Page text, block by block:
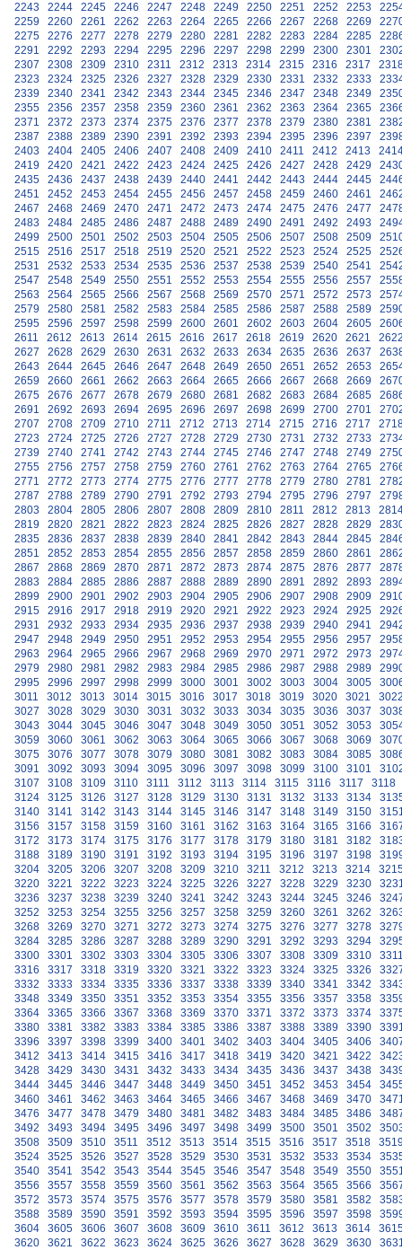
2243
2244 2245 2246 2247 2248 2249 2250 2251 2252 2253
2259
2260 2261 2262 2263 2264 2265 2266 2267 2268 2269
2275
2276 2277 2278 2279 2280 2281 2282 2283 2284 2285
2291
2292 2293 2294 2295 2296 2297 2298 2299 2300 2301
2307
2308 2309 2310 2311 2312 2313 2314 2315 2316 2317
2323
2324 2325 2326 2327 2328 2329 2330 2331 2332 2333
2339
2340 2341 2342 2343 2344 2345 2346 2347 2348 2349
2355
2356 2357 2358 2359 2360 2361 2362 2363 2364 2365
2371
2372 2373 2374 2375 2376 2377 2378 2379 2380 2381
2387
2388 2389 2390 2391 2392 2393 2394 2395 2396 2397
2403
2404 2405 2406 2407 2408 2409 2410 2411 2412 2413
2419
2420 2421 2422 2423 2424 2425 2426 2427 2428 2429
2435
2436 2437 2438 2439 2440 2441 2442 2443 2444 2445
2451
2452 2453 2454 2455 2456 2457 2458 2459 2460 2461
2467
2468 2469 2470 2471 2472 2473 2474 2475 2476 2477
2483
2484 2485 2486 2487 2488 2489 2490 2491 2492 2493
2499
2500 2501 2502 2503 2504 2505 2506 2507 2508 2509
2515
2516 2517 2518 2519 2520 2521 2522 2523 2524 2525
2531
2532 2533 2534 2535 2536 2537 2538 2539 2540 2541
2547
2548 2549 2550 2551 2552 2553 2554 2555 2556 2557
2563
2564 2565 2566 2567 2568 2569 2570 2571 2572 2573
2579
2580 2581 2582 2583 2584 2585 2586 2587 2588 2589
2595
2596 2597 2598 2599 2600 2601 2602 2603 2604 2605
2611
2612 2613 2614 2615 2616 2617 2618 2619 2620 2621
2627
2628 2629 2630 2631 2632 2633 2634 2635 2636 2637
2643
2644 2645 2646 2647 2648 2649 2650 2651 2652 2653
2659
2660 2661 2662 2663 2664 2665 2666 2667 2668 2669
2675
2676 2677 2678 2679 2680 2681 2682 2683 2684 2685
2691
2692 2693 2694 2695 2696 2697 2698 2699 2700 2701
2707
2708 2709 2710 2711 2712 2713 2714 2715 2716 2717
2723
2724 2725 2726 2727 2728 2729 2730 2731 2732 2733
2739
2740 2741 2742 2743 2744 2745 2746 2747 2748 2749
2755
2756 2757 2758 2759 2760 2761 2762 2763 2764 2765
2771
2772 2773 2774 2775 2776 2777 2778 2779 2780 2781
2787
2788 2789 2790 2791 2792 2793 2794 2795 2796 2797
2803
2804 2805 2806 2807 2808 2809 2810 2811 2812 2813
2819
2820 2821 2822 2823 2824 2825 2826 2827 2828 2829
2835
2836 2837 2838 2839 2840 2841 2842 2843 2844 2845
2851
2852 2853 2854 2855 2856 2857 2858 2859 2860 2861
2867
2868 2869 2870 2871 2872 2873 2874 2875 2876 2877
2883
2884 2885 2886 2887 2888 2889 2890 2891 2892 2893
2899
2900 2901 2902 2903 2904 2905 2906 2907 2908 2909
2915
2916 2917 2918 2919 2920 2921 2922 2923 2924 2925
2931
2932 2933 2934 2935 2936 2937 2938 2939 2940 2941
2947
2948 2949 2950 2951 2952 2953 2954 2955 2956 2957
2963
2964 2965 2966 2967 2968 2969 2970 2971 2972 2973
2979
2980 2981 2982 2983 2984 2985 2986 2987 2988 2989
2995
2996 2997 2998 2999 3000 3001 3002 3003 3004 3005
3011
3012 3013 3014 3015 3016 3017 3018 3019 3020 3021
3027
3028 3029 3030 3031 3032 3033 3034 3035 3036 3037
3043
3044 3045 3046 3047 3048 3049 3050 3051 3052 3053
3059
3060 3061 3062 3063 3064 3065 3066 3067 3068 3069
3075
3076 3077 3078 3079 3080 3081 3082 3083 3084 3085
3091
3092 3093 3094 3095 3096 3097 3098 3099 3100 3101
3107
3108 3109 3110 3111 3112 3113 3114 3115 3116 3117
3118
3124
3125 3126 3127 3128 3129 3130 3131 3132 3133 3134
3140
3141 3142 3143 3144 3145 3146 3147 3148 3149 3150
3156
3157 3158 3159 3160 3161 3162 3163 3164 3165 3166
3172
3173 3174 3175 3176 3177 3178 3179 3180 3181 3182
3188
3189 3190 3191 3192 3193 3194 3195 3196 3197 3198
3204
3205 3206 3207 3208 3209 3210 3211 3212 3213 3214
3220
3221 3222 3223 3224 3225 3226 3227 3228 3229 3230
3236
3237 3238 3239 3240 3241 3242 3243 3244 3245 3246
3252
3253 3254 3255 3256 3257 3258 3259 3260 3261 3262
3268
3269 3270 3271 3272 3273 3274 3275 3276 3277 3278
3284
3285 3286 3287 3288 3289 3290 3291 3292 3293 3294
3300
3301 3302 3303 3304 3305 3306 3307 3308 3309 3310
3316
3317 3318 3319 3320 3321 3322 3323 3324 3325 3326
3332
3333 3334 3335 3336 3337 3338 3339 3340 3341 3342
3348
3349 3350 3351 3352 3353 3354 3355 3356 3357 3358
3364
3365 3366 3367 3368 3369 3370 3371 3372 3373 3374
3380
3381 3382 3383 3384 3385 3386 3387 3388 3389 3390
3396
3397 3398 3399 3400 3401 3402 3403 3404 3405 3406
3412
3413 3414 3415 3416 3417 3418 3419 3420 3421 3422
3428
3429 3430 3431 3432 3433 3434 3435 3436 3437 3438
3444
3445 3446 3447 3448 3449 3450 3451 3452 3453 3454
3460
3461 3462 3463 3464 3465 3466 3467 3468 3469 3470
3476
3477 3478 3479 3480 3481 3482 3483 3484 3485 3486
3492
3493 3494 3495 3496 3497 3498 3499 3500 3501 3502
3508
3509 3510 3511 3512 3513 3514 3515 3516 3517 3518
3524
3525 3526 3527 3528 3529 3530 3531 3532 3533 3534
3540
3541 3542 3543 3544 3545 3546 3547 3548 3549 3550
3556
3557 3558 3559 3560 3561 3562 3563 3564 3565 3566
3572
3573 3574 3575 3576 3577 3578 3579 3580 3581 3582
3588
3589 3590 3591 3592 3593 3594 3595 3596 3597 3598
3604
3605 3606 3607 3608 3609 3610 3611 3612 3613 3614
3620
3621 3622 3623 3624 3625 3626 3627 3628 3629 3630